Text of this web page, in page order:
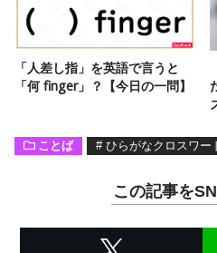
「人差し指」を英語で言うと
「何 finger」？【今日の一問】
ことば # ひらがなクロスワー
この記事を